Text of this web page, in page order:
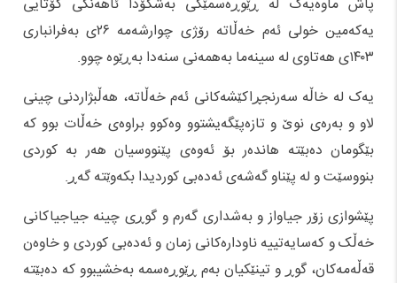
یەکەمین خولی ئەم خەڵاتە رۆژی چوارشەمە ۲۶ی بەفرانباری
۱۴۰۳ی هەتاوی لە سینەما بەهمەنی سنەدا بەڕێوە چوو.
یەک لە خاڵە سەرنجڕاکێشەکانی ئەم خەڵاتە، هەڵبژاردنی چینی
لاو و بەرەی نوێ و تازەپێگەیشتوو وەکوو براوەی خەڵات بوو کە
بێگومان دەبێتە هاندەر بۆ ئەوەی پێنووسیان هەر بە کوردی
بنووسێت و لە پێناو گەشەی ئەدەبی کوردیدا بکەوێتە گەڕ.
پێشوازی زۆر جیاواز و بەشداری گەرم و گوڕی چینە جیاجیاکانی
خەڵک و کەسایەتییە ناودارەکانی زمان و ئەدەبی کوردی و خاوەن
قەڵەمەکان، گوڕ و تینێکیان بەم ڕێوڕەسمە بەخشیبوو کە دەبێتە